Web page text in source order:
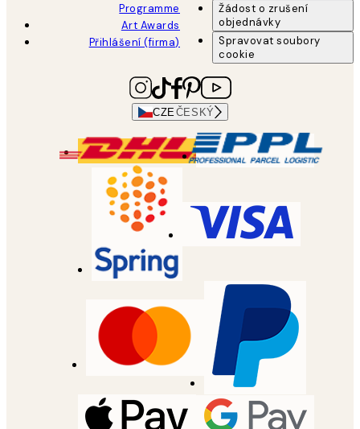
Programme
Art Awards
Přihlášení (firma)
Žádost o zrušení
objednávky
Spravovat soubory
cookie
CZE ČESKÝ